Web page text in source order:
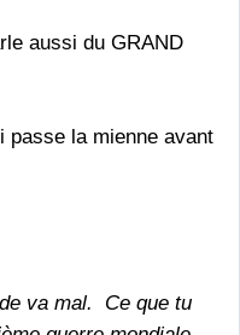
aussi du GRAND
passe la mienne avant
va mal. Ce que tu